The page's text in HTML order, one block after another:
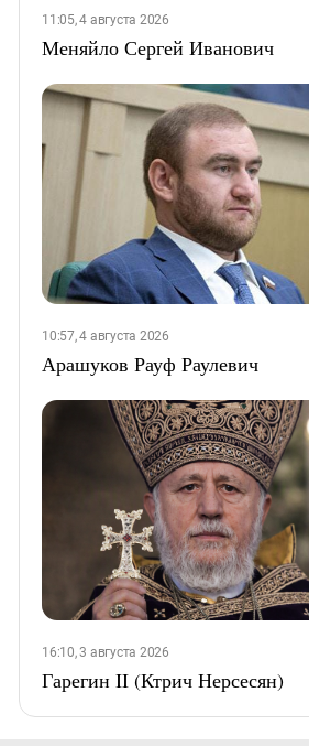
11:05, 4 августа 2026
Меняйло Сергей Иванович
10:57, 4 августа 2026
Арашуков Рауф Раулевич
16:10, 3 августа 2026
Гарегин II (Ктрич Нерсесян)